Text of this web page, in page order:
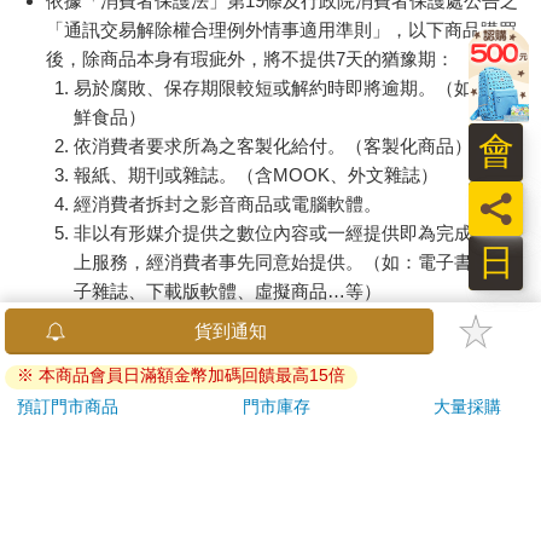
「通訊交易解除權合理例外情事適用準則」，以下商品購買
後，除商品本身有瑕疵外，將不提供7天的猶豫期：
易於腐敗、保存期限較短或解約時即將逾期。（如：生
鮮食品）
依消費者要求所為之客製化給付。（客製化商品）
報紙、期刊或雜誌。（含MOOK、外文雜誌）
經消費者拆封之影音商品或電腦軟體。
非以有形媒介提供之數位內容或一經提供即為完成之線
上服務，經消費者事先同意始提供。（如：電子書、電
子雜誌、下載版軟體、虛擬商品…等）
已拆封之個人衛生用品。（如：內衣褲、刮鬍刀、除毛
若非上列種類商品，均享有到貨7天的猶豫期（含例假
日）。
貨到通知
※ 本商品會員日滿額金幣加碼回饋最高15倍
預訂門市商品
門市庫存 大量採購
日
員
會